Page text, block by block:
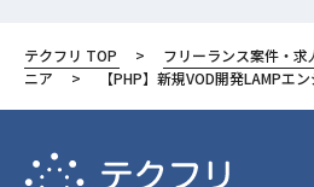
テクフリ TOP フリーランス案件・求
ニア
【PHP】新規VOD開発LAMPエン